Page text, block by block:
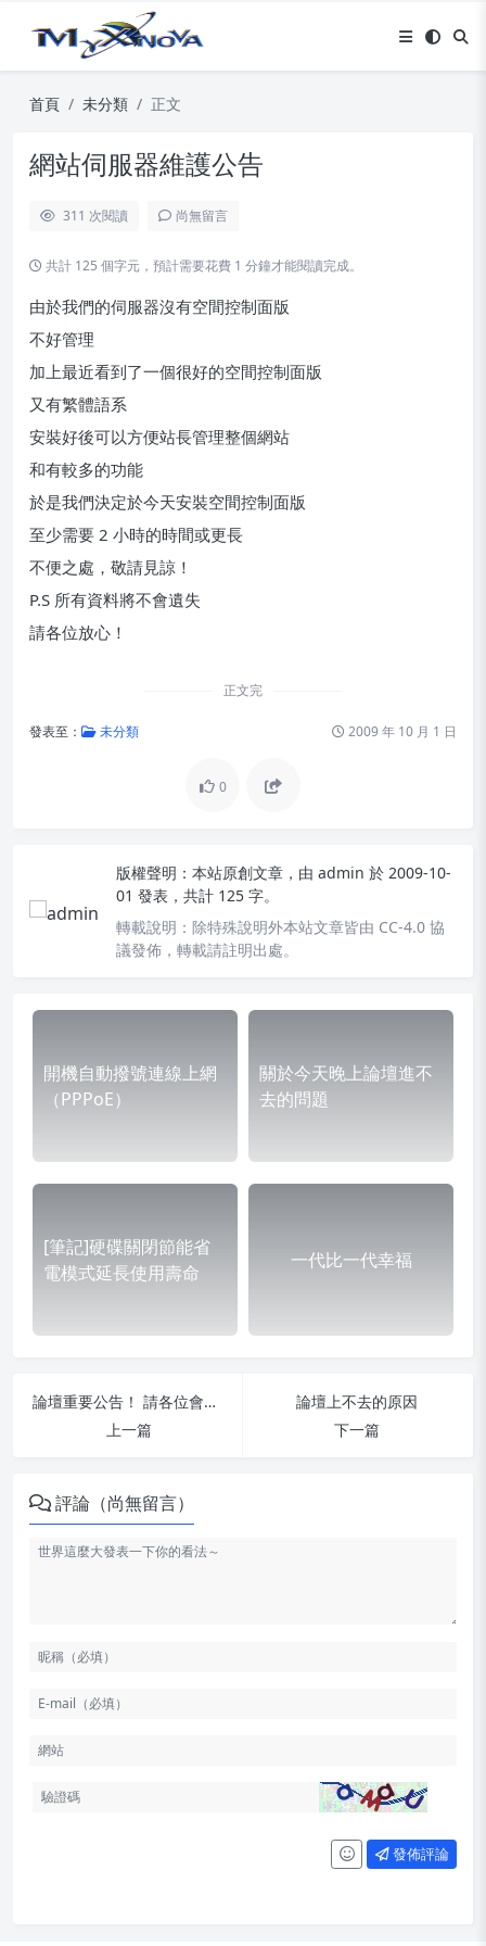
首頁 未分類 正文
網站伺服器維護公告
311 次閱讀 尚無留言
共計 125 個字元，預計需要花費 1 分鐘才能閱讀完成。
由於我們的伺服器沒有空間控制面版
不好管理
加上最近看到了一個很好的空間控制面版
又有繁體語系
安裝好後可以方便站長管理整個網站
和有較多的功能
於是我們決定於今天安裝空間控制面版
至少需要 2 小時的時間或更長
不便之處，敬請見諒！
P.S 所有資料將不會遺失
請各位放心！
正文完
發表至： 未分類 2009 年 10 月 1 日
0
版權聲明： 本站原創文章，由 admin 於 2009-10-
01 發表，共計 125 字。
轉載說明： 除特殊說明外本站文章皆由 CC-4.0 協
議發佈，轉載請註明出處。
開機自動撥號連線上網
（PPPoE）
關於今天晚上論壇進不
去的問題
[筆記]硬碟關閉節能省
電模式延長使用壽命
一代比一代幸福
論壇重要公告！ 請各位會員盡速閱讀！
上一篇
論壇上不去的原因
下一篇
評論（尚無留言）
發佈評論